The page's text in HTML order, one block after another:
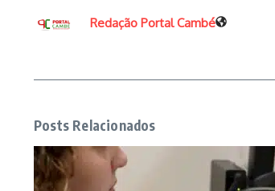
Redação Portal Cambé
Posts Relacionados